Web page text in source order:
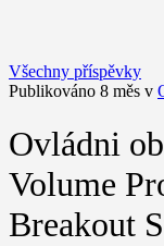
Všechny příspěvky
Publikováno 8 měs v
Ovládni
Volume
Breakout